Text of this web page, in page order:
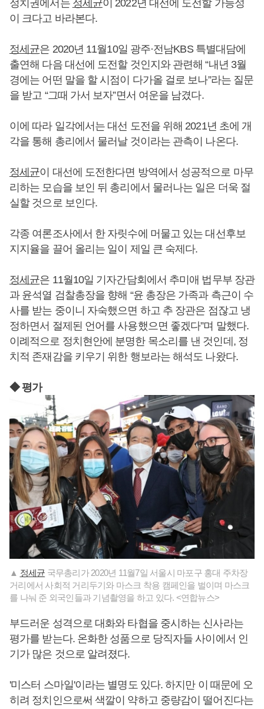
정치권에서는 정세균이 2022년 대선에 도전할 가능성
이 크다고 바라본다.
정세균은 2020년 11월10일 광주·전남KBS 특별대담에
출연해 다음 대선에 도전할 것인지와 관련해 “내년 3월
경에는 어떤 말을 할 시점이 다가올 걸로 보나”라는 질문
을 받고 “그때 가서 보자”면서 여운을 남겼다.
이에 따라 일각에서는 대선 도전을 위해 2021년 초에 개
각을 통해 총리에서 물러날 것이라는 관측이 나온다.
정세균이 대선에 도전한다면 방역에서 성공적으로 마무
리하는 모습을 보인 뒤 총리에서 물러나는 일은 더욱 절
실할 것으로 보인다.
각종 여론조사에서 한 자릿수에 머물고 있는 대선후보
지지율을 끌어 올리는 일이 제일 큰 숙제다.
정세균은 11월10일 기자간담회에서 추미애 법무부 장관
과 윤석열 검찰총장을 향해 “윤 총장은 가족과 측근이 수
사를 받는 중이니 자숙했으면 하고 추 장관은 점잖고 냉
정하면서 절제된 언어를 사용했으면 좋겠다”며 말했다.
이례적으로 정치현안에 분명한 목소리를 낸 것인데, 정
치적 존재감을 키우기 위한 행보라는 해석도 나왔다.
◆ 평가
▲ 정세균 국무총리가 2020년 11월7일 서울시 마포구 홍대 주차장
거리에서 사회적 거리두기와 마스크 착용 캠페인을 벌이며 마스크
를 나눠 준 외국인들과 기념촬영을 하고 있다. <연합뉴스>
부드러운 성격으로 대화와 타협을 중시하는 신사라는
평가를 받는다. 온화한 성품으로 당직자들 사이에서 인
기가 많은 것으로 알려졌다.
'미스터 스마일'이라는 별명도 있다. 하지만 이 때문에 오
히려 정치인으로써 색깔이 약하고 중량감이 떨어진다는